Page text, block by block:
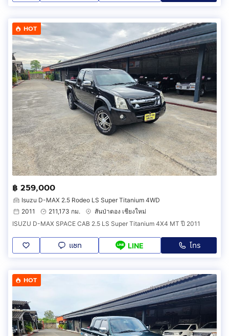
HOT
฿ 259,000
Isuzu D-MAX 2.5 Rodeo LS Super Titanium 4WD
2011
211,173 กม.
สันป่าตอง เชียงใหม่
ISUZU D-MAX SPACE CAB 2.5 LS Super Titanium 4X4 MT ปี 2011
แชท LINE โทร
HOT